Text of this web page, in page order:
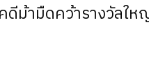
ดีม้ามืดคว้ารางวัลให